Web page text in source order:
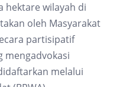
hektare wilayah di
oleh Masyarakat
partisipatif
mengadvokasi
melalui